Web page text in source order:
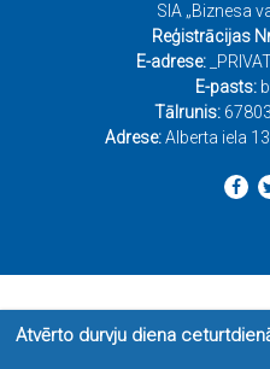
SIA „Biznesa
Reģistrācijas
E-adrese:
E-pasts:
Tālrunis:
Adrese:Alberta iela
Atvērto durvju diena